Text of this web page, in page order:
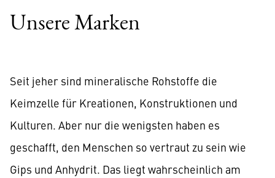
Unsere Marken
Seit jeher sind mineralische Rohstoffe die
Keimzelle für Kreationen, Konstruktionen und
Kulturen. Aber nur die wenigsten haben es
geschafft, den Menschen so vertraut zu sein wie
Gips und Anhydrit. Das liegt wahrscheinlich am